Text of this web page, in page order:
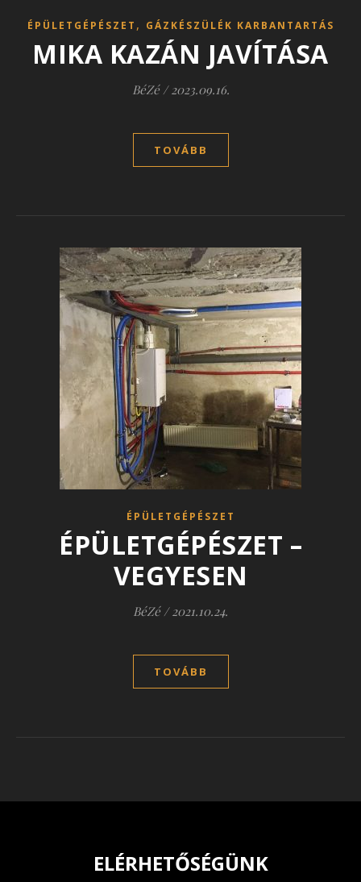
ÉPÜLETGÉPÉSZET , GÁZKÉSZÜLÉK KARBANTARTÁS
MIKA KAZÁN JAVÍTÁSA
BéZé / 2023.09.16.
TOVÁBB
ÉPÜLETGÉPÉSZET
ÉPÜLETGÉPÉSZET –
VEGYESEN
BéZé / 2021.10.24.
TOVÁBB
ELÉRHETŐSÉGÜNK